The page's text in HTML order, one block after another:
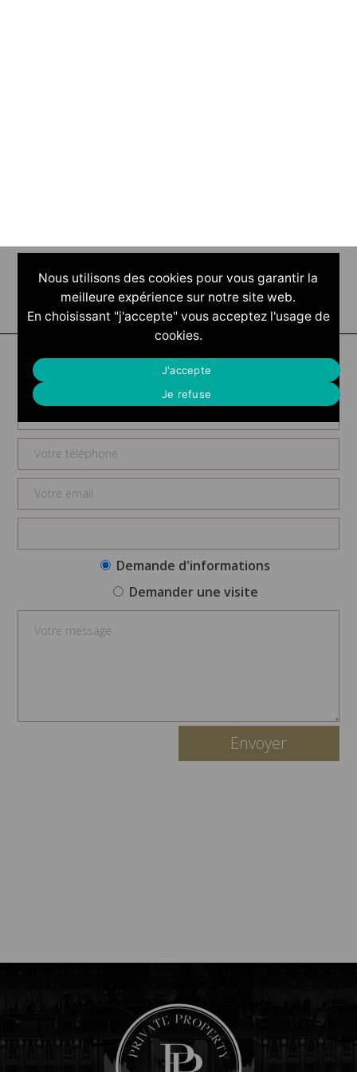
Demande d'informations
Demande d'informations
Demander une visite
Nous utilisons des cookies pour vous garantir la
meilleure expérience sur notre site web.
En choisissant "j'accepte" vous acceptez l'usage de
cookies.
J'accepte
Je refuse